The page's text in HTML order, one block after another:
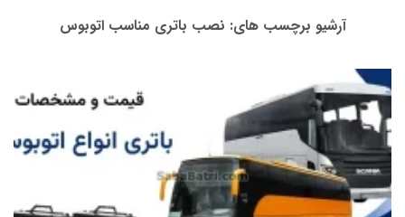
آرشیو برچسب های: نصب باتری مناسب اتوبوس